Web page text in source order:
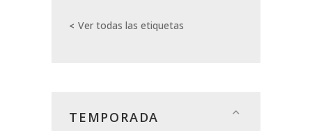
Ver todas las etiquetas
TEMPORADA